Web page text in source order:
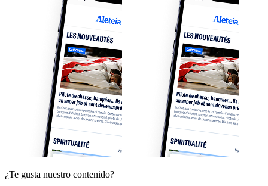
¿Te gusta nuestro contenido?